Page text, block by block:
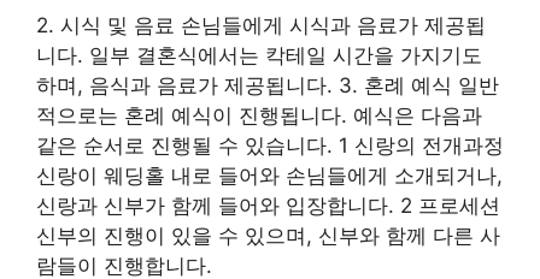
2. 시식 및 음료 손님들에게 시식과 음료가 제공됩
니다. 일부 결혼식에서는 칵테일 시간을 가지기도
하며, 음식과 음료가 제공됩니다. 3. 혼례 예식 일반
적으로는 혼례 예식이 진행됩니다. 예식은 다음과
같은 순서로 진행될 수 있습니다. 1 신랑의 전개과정
신랑이 웨딩홀 내로 들어와 손님들에게 소개되거나,
신랑과 신부가 함께 들어와 입장합니다. 2 프로세션
신부의 진행이 있을 수 있으며, 신부와 함께 다른 사
람들이 진행합니다.